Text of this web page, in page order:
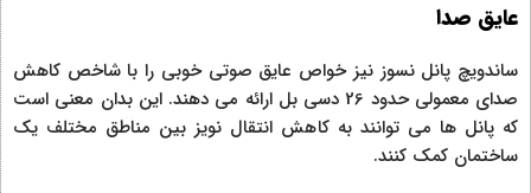
عایق صدا
ساندویچ پانل نسوز نیز خواص عایق صوتی خوبی را با شاخص کاهش
صدای معمولی حدود 26 دسی بل ارائه می دهند. این بدان معنی است
که پانل ها می توانند به کاهش انتقال نویز بین مناطق مختلف یک
ساختمان کمک کنند.